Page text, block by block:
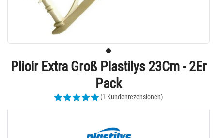
Plioir Extra Groß Plastilys 23Cm - 2Er
Pack
(1 Kundenrezensionen)